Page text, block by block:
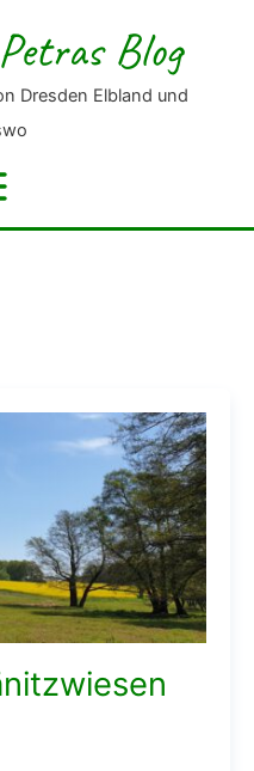
Blog
Dresden Elbland und